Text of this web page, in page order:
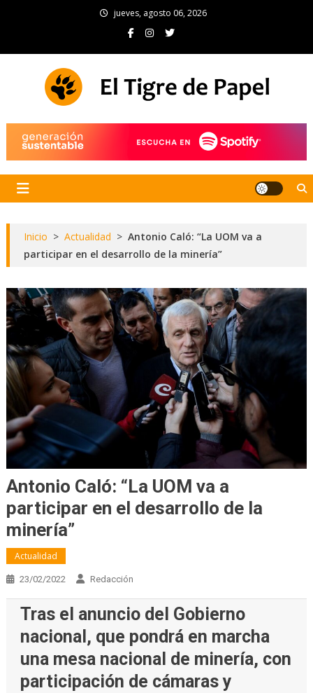
jueves, agosto 06, 2026
Inicio > Actualidad > Antonio Caló: “La UOM va a
participar en el desarrollo de la minería”
Antonio Caló: “La UOM va a
participar en el desarrollo de la
minería”
Actualidad
23/02/2022 Redacción
Tras el anuncio del Gobierno
nacional, que pondrá en marcha
una mesa nacional de minería, con
participación de cámaras y